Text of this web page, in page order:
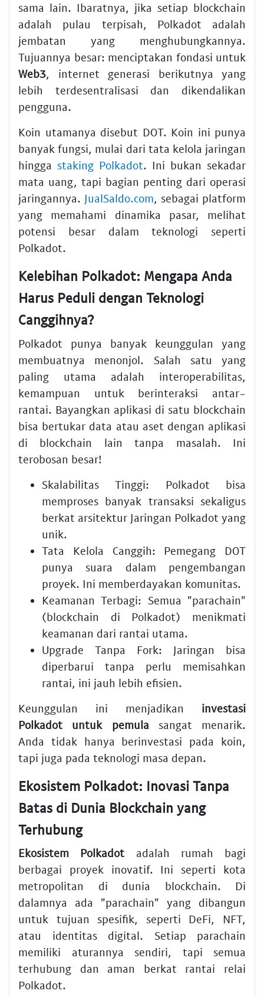
sama lain. Ibaratnya, jika setiap blockchain
adalah pulau terpisah, Polkadot adalah
jembatan yang menghubungkannya.
Tujuannya besar: menciptakan fondasi untuk
Web3, internet generasi berikutnya yang
lebih terdesentralisasi dan dikendalikan
pengguna.
Koin utamanya disebut DOT. Koin ini punya
banyak fungsi, mulai dari tata kelola jaringan
hingga staking Polkadot. Ini bukan sekadar
mata uang, tapi bagian penting dari operasi
jaringannya. JualSaldo.com, sebagai platform
yang memahami dinamika pasar, melihat
potensi besar dalam teknologi seperti
Polkadot.
Kelebihan Polkadot: Mengapa Anda
Harus Peduli dengan Teknologi
Canggihnya?
Polkadot punya banyak keunggulan yang
membuatnya menonjol. Salah satu yang
paling utama adalah interoperabilitas,
kemampuan untuk berinteraksi antar-
rantai. Bayangkan aplikasi di satu blockchain
bisa bertukar data atau aset dengan aplikasi
di blockchain lain tanpa masalah. Ini
terobosan besar!
Skalabilitas Tinggi: Polkadot bisa
memproses banyak transaksi sekaligus
berkat arsitektur Jaringan Polkadot yang
unik.
Tata Kelola Canggih: Pemegang DOT
punya suara dalam pengembangan
proyek. Ini memberdayakan komunitas.
Keamanan Terbagi: Semua "parachain"
(blockchain di Polkadot) menikmati
keamanan dari rantai utama.
Upgrade Tanpa Fork: Jaringan bisa
diperbarui tanpa perlu memisahkan
rantai, ini jauh lebih efisien.
Keunggulan ini menjadikan investasi
Polkadot untuk pemula sangat menarik.
Anda tidak hanya berinvestasi pada koin,
tapi juga pada teknologi masa depan.
Ekosistem Polkadot: Inovasi Tanpa
Batas di Dunia Blockchain yang
Terhubung
Ekosistem Polkadot adalah rumah bagi
berbagai proyek inovatif. Ini seperti kota
metropolitan di dunia blockchain. Di
dalamnya ada "parachain" yang dibangun
untuk tujuan spesifik, seperti DeFi, NFT,
atau identitas digital. Setiap parachain
memiliki aturannya sendiri, tapi semua
terhubung dan aman berkat rantai relai
Polkadot.